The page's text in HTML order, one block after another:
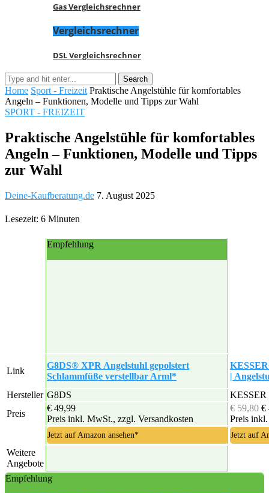
Gas Vergleichsrechner
Vergleichsrechner
DSL Vergleichsrechner
Home Sport - Freizeit Praktische Angelstühle für komfortables
Angeln – Funktionen, Modelle und Tipps zur Wahl
SPORT - FREIZEIT
Praktische Angelstühle für komfortables
Angeln – Funktionen, Modelle und Tipps
zur Wahl
Deine-Kaufberatung.de 7. August 2025
Lesezeit: 6 Minuten
Empfehlung
Link
G8DS® XPR Angelstuhl gepolstert
Schlammfüße verstellbar Arml*
|
Hersteller G8DS
KESSER
Preis
€ 49,99
Preis inkl. MwSt., zzgl. Versandkosten
€ 59,80 €
Preis
Jetzt auf Amazon ansehen* Jetzt auf
Weitere
Angebote
Empfehlung